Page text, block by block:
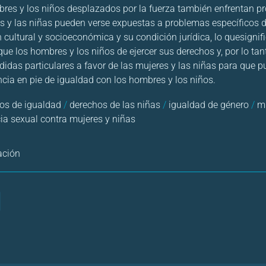
y los niños desplazados por la fuerza también enfrentan
y las niñas pueden verse expuestas a problemas específicos
cultural y socioeconómica y su condición jurídica, lo
los hombres y los niños de ejercer sus derechos y, por lo
particulares a favor de las mujeres y las niñas para que
en pie de igualdad con los hombres y los niños.
de igualdad / derechos de las niñas / igualdad de género /
sexual contra mujeres y niñas